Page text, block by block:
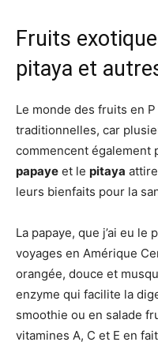
Fruits
pitaya et
Le monde des fruits en
traditionnelles, car
commencent également
papaye et le pitaya
leurs bienfaits pour la
La papaye, que j’ai eu
voyages en Amérique
orangée, douce et
enzyme qui facilite la
smoothie ou en salade
vitamines A, C et E en